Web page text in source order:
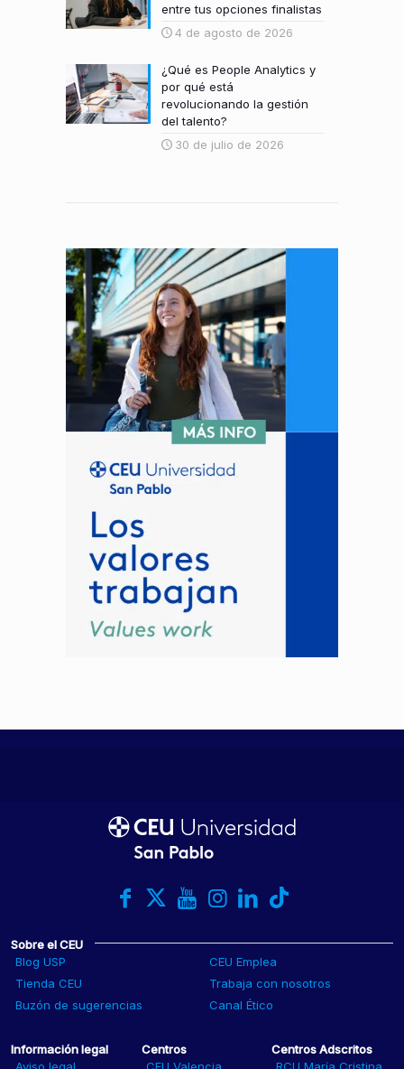
entre tus opciones finalistas
4 de agosto de 2026
¿Qué es People Analytics y
por qué está
revolucionando la gestión
del talento?
30 de julio de 2026
Sobre el CEU
Blog USP
CEU Emplea
Tienda CEU
Trabaja con nosotros
Buzón de sugerencias
Canal Ético
Información legal
Aviso legal
Centros
CEU Valencia
Centros Adscritos
RCU María Cristina